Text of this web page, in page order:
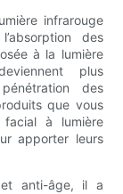
infrarouge
des
à la lumière
plus
des
que vous
à lumière
apporter leurs
anti-âge, il a